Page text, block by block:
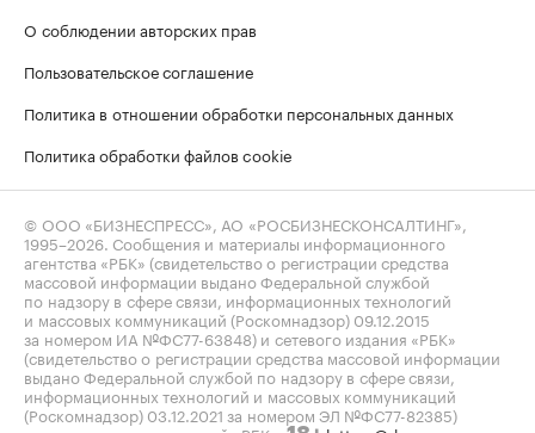
О соблюдении авторских прав
Пользовательское соглашение
Политика в отношении обработки персональных данных
Политика обработки файлов cookie
© ООО «БИЗНЕСПРЕСС», АО «РОСБИЗНЕСКОНСАЛТИНГ»,
1995–2026 . Сообщения и материалы информационного
агентства «РБК» (свидетельство о регистрации средства
массовой информации выдано Федеральной службой
по надзору в сфере связи, информационных технологий
и массовых коммуникаций (Роскомнадзор) 09.12.2015
за номером ИА №ФС77-63848) и сетевого издания «РБК»
(свидетельство о регистрации средства массовой информации
выдано Федеральной службой по надзору в сфере связи,
информационных технологий и массовых коммуникаций
(Роскомнадзор) 03.12.2021 за номером ЭЛ №ФС77-82385)